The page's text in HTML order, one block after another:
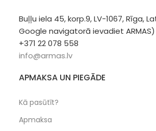
Buļļu iela 45, korp.9, LV-1067, Rīga,
Google navigatorā ievadiet ARMAS)
+371 22 078 558
info@armas.lv
APMAKSA UN PIEGĀDE
Kā pasūtīt?
Apmaksa